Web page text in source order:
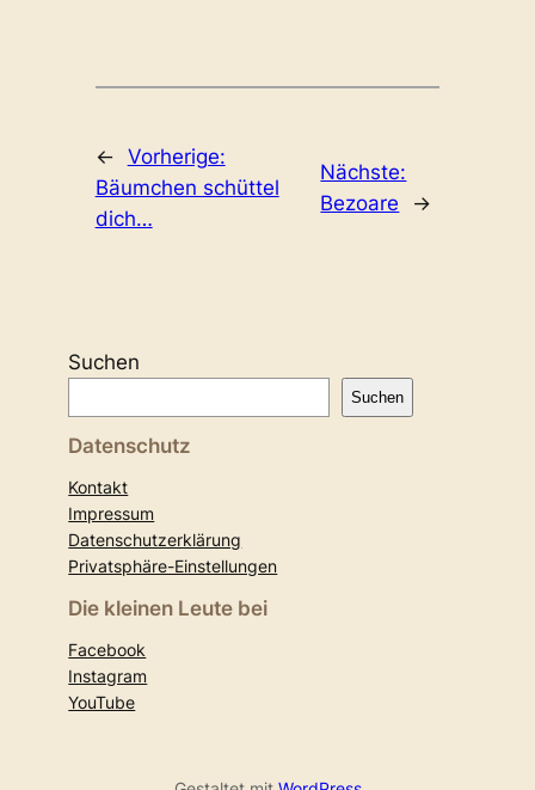
← Vorherige:
Bäumchen schüttel
dich…
Nächste:
Bezoare
→
Suchen
Suchen
Datenschutz
Kontakt
Impressum
Datenschutzerklärung
Privatsphäre-Einstellungen
Die kleinen Leute bei
Facebook
Instagram
YouTube